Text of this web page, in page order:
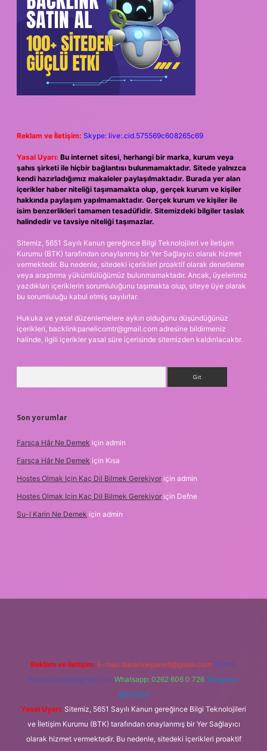
Reklam ve İletişim: Skype: live:.cid.575569c608265c69
Yasal Uyarı: Bu internet sitesi, herhangi bir marka, kurum veya
şahıs şirketi ile hiçbir bağlantısı bulunmamaktadır. Sitede yalnızca
kendi hazırladığımız makaleler paylaşılmaktadır. Burada yer alan
içerikler haber niteliği taşımamakta olup, gerçek kurum ve kişiler
hakkında paylaşım yapılmamaktadır. Gerçek kurum ve kişiler ile
isim benzerlikleri tamamen tesadüfidir. Sitemizdeki bilgiler taslak
halindedir ve tavsiye niteliği taşımazlar.
Sitemiz, 5651 Sayılı Kanun gereğince Bilgi Teknolojileri ve İletişim
Kurumu (BTK) tarafından onaylanmış bir Yer Sağlayıcı olarak hizmet
vermektedir. Bu nedenle, sitedeki içerikleri proaktif olarak denetleme
veya araştırma yükümlülüğümüz bulunmamaktadır. Ancak, üyelerimiz
yazdıkları içeriklerin sorumluluğunu taşımakta olup, siteye üye olarak
bu sorumluluğu kabul etmiş sayılırlar.
Hukuka ve yasal düzenlemelere aykırı olduğunu düşündüğünüz
içerikleri, backlinkpanelicomtr@gmail.com adresine bildirmeniz
halinde, ilgili içerikler yasal süre içerisinde sitemizden kaldırılacaktır.
Son yorumlar
Farsça Hâr Ne Demek için admin
Farsça Hâr Ne Demek için Kısa
Hostes Olmak Için Kaç Dil Bilmek Gerekiyor için admin
Hostes Olmak Için Kaç Dil Bilmek Gerekiyor için Defne
Su-I Karin Ne Demek için admin
Reklam ve İletişim: E-mail: backlinkpaneli@gmail.com Teams:
forumhizmeti@gmail.com Whatsapp: 0262 606 0 726 Telegram:
@karabul
Yasal Uyarı: Sitemiz, 5651 Sayılı Kanun gereğince Bilgi Teknolojileri
ve İletişim Kurumu (BTK) tarafından onaylanmış bir Yer Sağlayıcı
olarak hizmet vermektedir. Bu nedenle, sitedeki içerikleri proaktif